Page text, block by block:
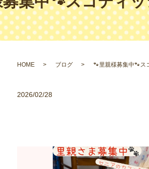
HOME ブログ 🐾里親様募集中🐾ス
2026/02/28